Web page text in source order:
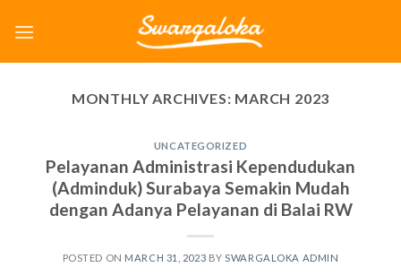
MONTHLY ARCHIVES: MARCH 2023
UNCATEGORIZED
Pelayanan Administrasi Kependudukan
(Adminduk) Surabaya Semakin Mudah
dengan Adanya Pelayanan di Balai RW
POSTED ON MARCH 31, 2023 BY SWARGALOKA ADMIN